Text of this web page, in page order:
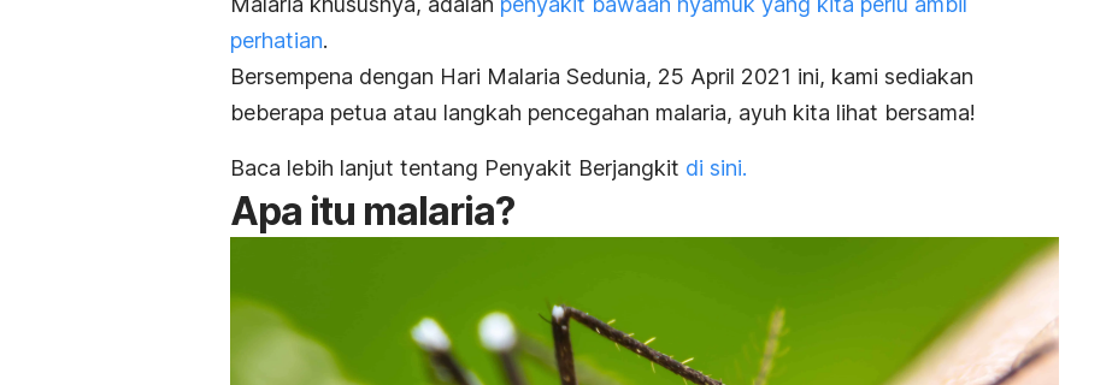
perhatian.
Bersempena dengan Hari Malaria Sedunia, 25 April 2021 ini, kami sediakan
beberapa petua atau langkah pencegahan malaria, ayuh kita lihat bersama!
Baca lebih lanjut tentang Penyakit Berjangkit di sini.
Apa itu malaria?